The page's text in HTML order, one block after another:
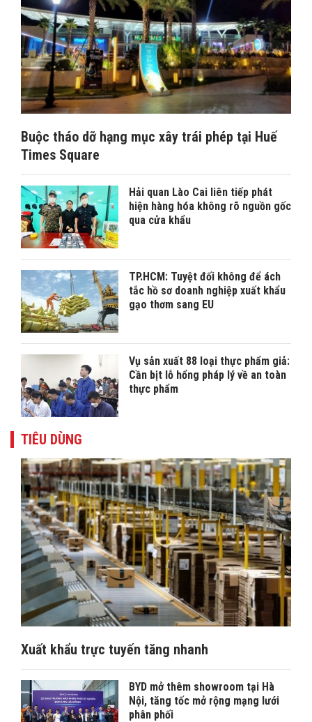
Buộc tháo dỡ hạng mục xây trái phép tại Huế
Times Square
Hải quan Lào Cai liên tiếp phát
hiện hàng hóa không rõ nguồn gốc
qua cửa khẩu
TP.HCM: Tuyệt đối không để ách
tắc hồ sơ doanh nghiệp xuất khẩu
gạo thơm sang EU
Vụ sản xuất 88 loại thực phẩm giả:
Cần bịt lỗ hổng pháp lý về an toàn
thực phẩm
TIÊU DÙNG
Xuất khẩu trực tuyến tăng nhanh
BYD mở thêm showroom tại Hà
Nội, tăng tốc mở rộng mạng lưới
phân phối